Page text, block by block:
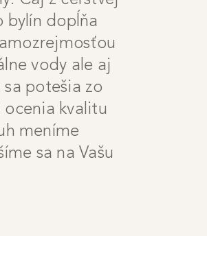
bylín dopĺňa
vody ale aj
potešia zo
ocenia kvalitu
meníme
sa na Vašu